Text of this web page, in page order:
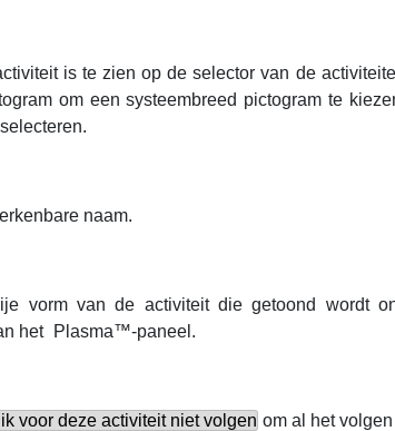
is te zien op de selector van de
om een systeembreed pictogram te
naam.
vorm van de activiteit die getoond wordt
het Plasma™-paneel.
voor deze activiteit niet volgen om al het